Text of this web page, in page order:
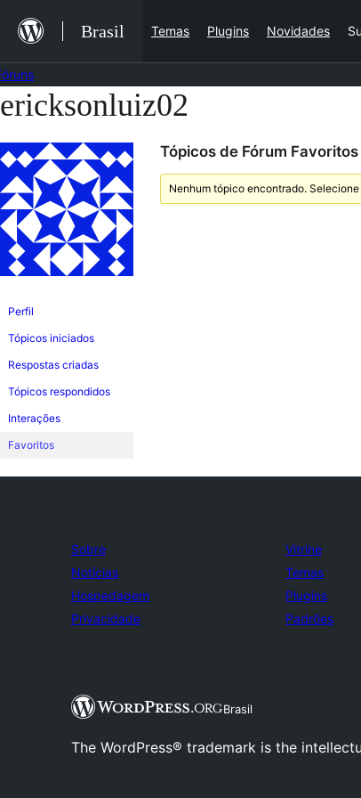
para
o
conteúdo
Brasil Temas Plugins Novidades
Pular
o
conteúdo
ericksonluiz02
Perfil
Tópicos iniciados
Respostas criadas
Tópicos respondidos
Interações
Favoritos
Tópicos de Fórum Favoritos
Nenhum tópico encontrado.
Sobre
Notícias
Hospedagem
Privacidade
Vitrine
Temas
Plugins
Padrões
Brasil
The WordPress® trademark is the